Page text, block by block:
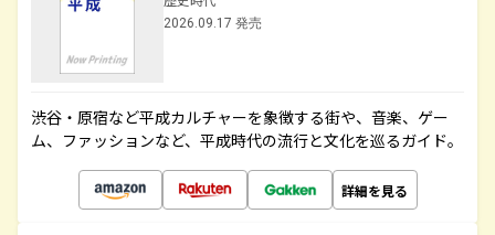
2026.09.17 発売
渋谷・原宿など平成カルチャーを象徴する街や、音楽、ゲー
ム、ファッションなど、平成時代の流行と文化を巡るガイド。
詳細を見る